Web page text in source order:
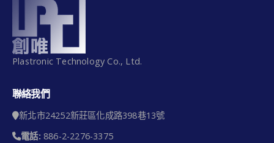
Plastronic Technology Co., Ltd.
聯絡我們
新北市24252新莊區化成路398巷13號
電話: 886-2-2276-3375